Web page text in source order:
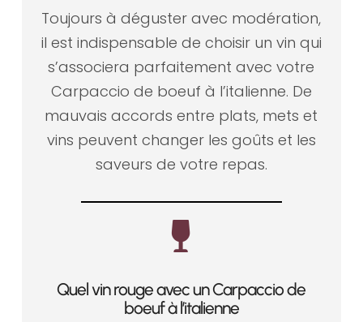
Toujours à déguster avec modération,
il est indispensable de choisir un vin qui
s’associera parfaitement avec votre
Carpaccio de boeuf à l’italienne. De
mauvais accords entre plats, mets et
vins peuvent changer les goûts et les
saveurs de votre repas.

Quel vin rouge avec un Carpaccio de
boeuf à l’italienne